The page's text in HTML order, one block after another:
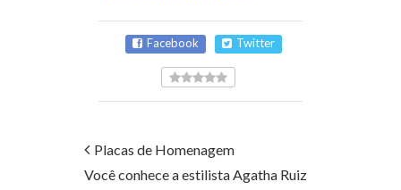
Facebook Twitter
Placas de Homenagem
Você conhece a estilista Agatha Ruiz